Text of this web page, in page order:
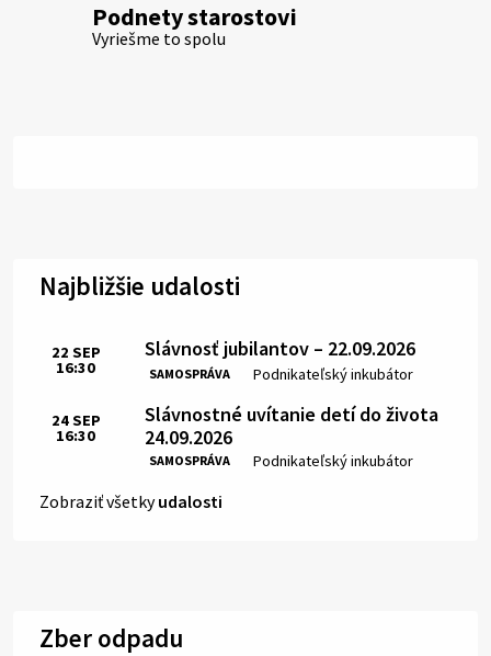
Podnety starostovi
Vyriešme to spolu
Najbližšie udalosti
Slávnosť jubilantov – 22.09.2026
SAMOSPRÁVA Miesto:
Podnikateľský inkubátor
Čas:
22 SEP
16:30
Slávnostné uvítanie detí do života
24.09.2026
SAMOSPRÁVA Miesto:
Podnikateľský inkubátor
Čas:
24SEP
16:30
Zobraziť všetkyudalosti
Zber odpadu